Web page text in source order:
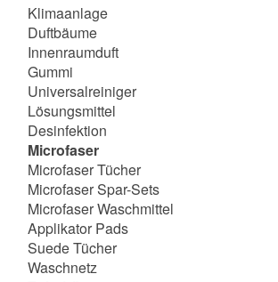
Klimaanlage
Duftbäume
Innenraumduft
Gummi
Universalreiniger
Lösungsmittel
Desinfektion
Microfaser
Microfaser Tücher
Microfaser Spar-Sets
Microfaser Waschmittel
Applikator Pads
Suede Tücher
Waschnetz